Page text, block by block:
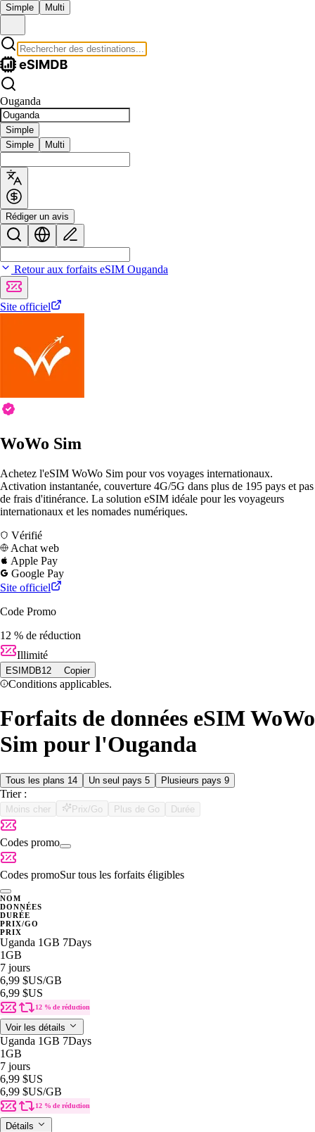
Simple Multi
Ouganda
Simple
Simple
Multi
Rédiger un avis
Retour aux forfaits eSIM Ouganda
Site officiel
WoWo Sim
Achetez l'eSIM WoWo Sim pour vos voyages internationaux.
Activation instantanée, couverture 4G/5G dans plus de 195 pays et pas
de frais d'itinérance. La solution eSIM idéale pour les voyageurs
internationaux et les nomades numériques.
Vérifié
Achat web
Apple Pay
Google Pay
Site officiel
Code Promo
12 % de réduction
Illimité
ESIMDB12 Copier
Conditions applicables.
Forfaits de données eSIM WoWo
Sim pour l'Ouganda
Tous les plans 14 Un seul pays 5 Plusieurs pays 9
Trier :
Moins cher Prix/Go Plus de Go Durée
Codes promo
Codes promoSur tous les forfaits éligibles
NOM
DONNÉES
DURÉE
PRIX/GO
PRIX
Uganda 1GB 7Days
1GB
7 jours
6,99 $US/GB
6,99 $US
12 % de réduction
Voir les détails
Uganda 1GB 7Days
1GB
7 jours
6,99 $US
6,99 $US/GB
12 % de réduction
Détails